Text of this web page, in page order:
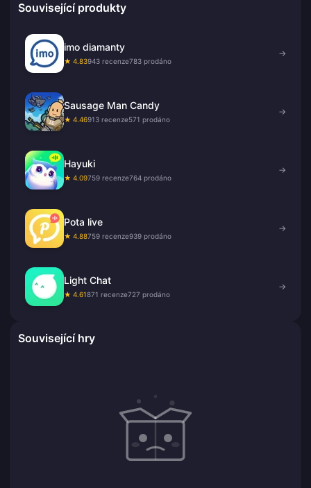
Související produkty
imo diamanty
★ 4.83943 recenze783 prodáno
→
Sausage Man Candy
★ 4.46913 recenze571 prodáno
→
Hayuki
★ 4.09759 recenze764 prodáno
→
Pota live
★ 4.88759 recenze939 prodáno
→
Light Chat
★ 4.61871 recenze727 prodáno
→
Související hry